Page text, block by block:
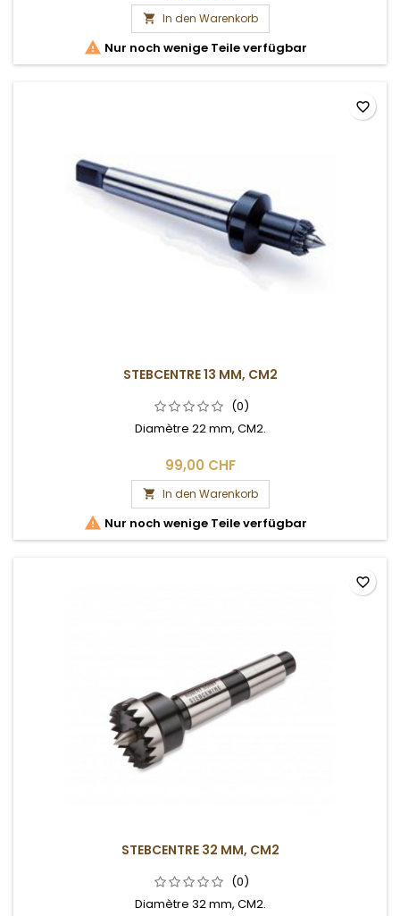
 In den Warenkorb
 Nur noch wenige Teile verfügbar
STEBCENTRE 13 MM, CM2
(0)
Diamètre 22 mm, CM2.
99,00 CHF
 In den Warenkorb
 Nur noch wenige Teile verfügbar
favorite_border
STEBCENTRE 32 MM, CM2
(0)
Diamètre 32 mm, CM2.
favorite_border